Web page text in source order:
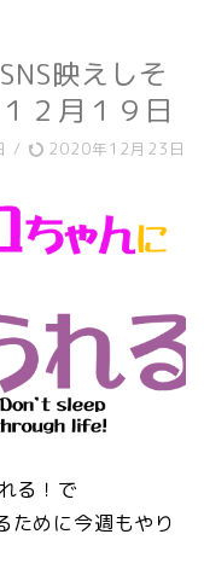
映えしそ
２月１９日
/ 2020年12月23日
る！で
ために今週もやり